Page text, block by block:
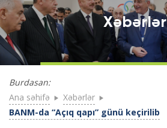
Xəbərlər
Burdasan:
Ana səhifə
Xəbərlər
BANM-da “Açıq qapı” günü keçirilib